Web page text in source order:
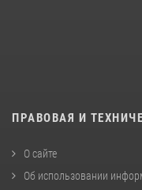
ПРАВОВАЯ И
О сайте
Об использовании